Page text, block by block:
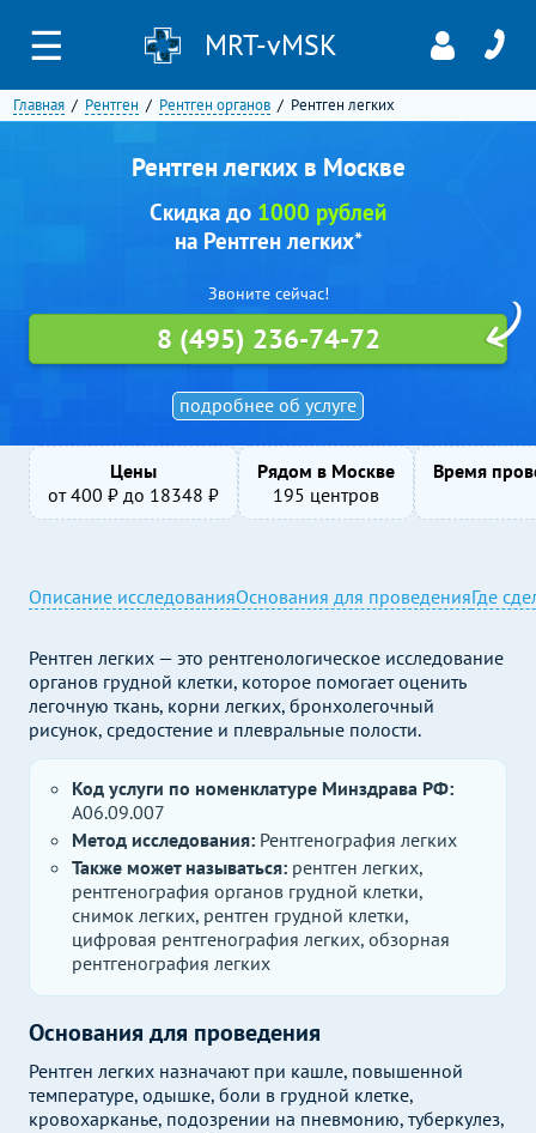
☰ MRT-vMSK
Главная Рентген Рентген органов Рентген легких
Рентген легких в Москве
подробнее об услуге
Скидка до 1000 рублей
на Рентген легких*
Звоните сейчас!
8 (495) 236-74-72
Цены
от400 ₽ до 18348 ₽
Рядом в Москве
195 центров
Время
Описание исследованияОснования для проведенияГде
Рентген легких — это рентгенологическое исследование
органов грудной клетки, которое помогает оценить
легочную ткань, корни легких, бронхолегочный
рисунок, средостение и плевральные полости.
Код услуги по номенклатуре Минздрава РФ:
A06.09.007
Метод исследования: Рентгенография легких
Также может называться: рентген легких,
рентгенография органов грудной клетки,
снимок легких, рентген грудной клетки,
цифровая рентгенография легких, обзорная
рентгенография легких
Основания для проведения
Рентген легких назначают при кашле, повышенной
температуре, одышке, боли в грудной клетке,
кровохарканье, подозрении на пневмонию, туберкулез,